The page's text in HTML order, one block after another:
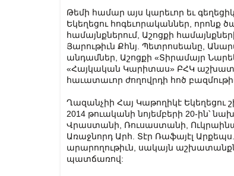
Թեմի համար այս կարեւոր եւ
Եկեղեցու հոգեւորականներ, որոնք
համայնքներում, Աշոցքի
Յարութիւն Քհնյ. Պետրոսեանը,
անդամներ, Աշոցքի «Տիրամայր
«Հայկական Կարիտաս» ԲՀԿ
հաւատաւոր ժողովրդի հոծ
Ղազանչիի Հայ Կաթողիկէ
2014 թուականի նոյեմբերի 20-ին՝
Վրաստանի, Ռուսաստանի,
Առաջնորդ Արհ. Տէր Ռաֆայէլ
արարողութիւն, սակայն
պատճառով: